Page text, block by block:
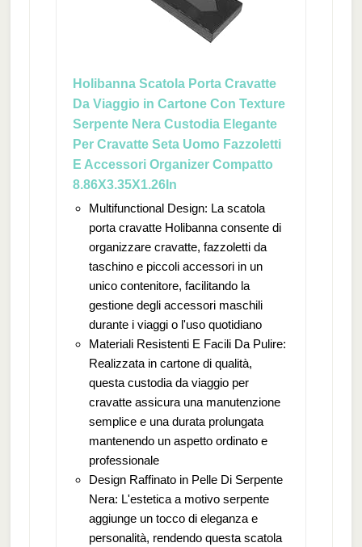
Holibanna Scatola Porta Cravatte
Da Viaggio in Cartone Con Texture
Serpente Nera Custodia Elegante
Per Cravatte Seta Uomo Fazzoletti
E Accessori Organizer Compatto
8.86X3.35X1.26In
Multifunctional Design: La scatola
porta cravatte Holibanna consente di
organizzare cravatte, fazzoletti da
taschino e piccoli accessori in un
unico contenitore, facilitando la
gestione degli accessori maschili
durante i viaggi o l'uso quotidiano
Materiali Resistenti E Facili Da Pulire:
Realizzata in cartone di qualità,
questa custodia da viaggio per
cravatte assicura una manutenzione
semplice e una durata prolungata
mantenendo un aspetto ordinato e
professionale
Design Raffinato in Pelle Di Serpente
Nera: L'estetica a motivo serpente
aggiunge un tocco di eleganza e
personalità, rendendo questa scatola